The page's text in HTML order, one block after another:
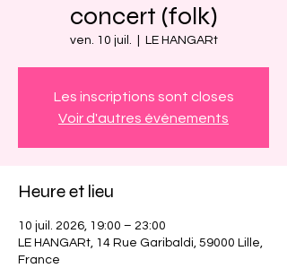
concert (folk)
ven. 10 juil. LE HANGARt
Les inscriptions sont closes
Voir d'autres événements
Heure et lieu
10 juil. 2026, 19:00 – 23:00
LE HANGARt, 14 Rue Garibaldi, 59000 Lille,
France